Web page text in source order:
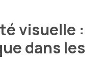
visuelle :
dans les